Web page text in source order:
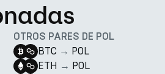
OTROS PARES DE POL
BTC → POL
ETH → POL